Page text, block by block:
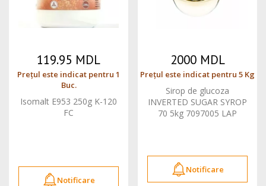
119.95 MDL
Prețul este indicat pentru 1
Buc.
Isomalt E953 250g K-120
FC
Notificare
2000 MDL
Prețul este indicat pentru 5 Kg
Sirop de glucoza
INVERTED SUGAR SYROP
70 5kg 7097005 LAP
Notificare